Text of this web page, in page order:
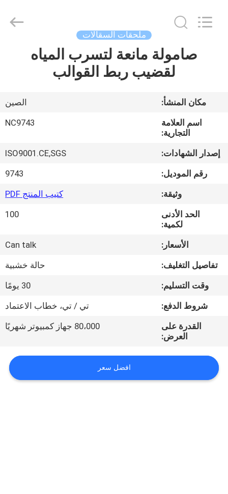
المنزل
فيديوهات
حولنا
جولة
المصنع
مراقبة
الجودة
اتصل
اطلب
CO.,LTD.
ملحقات السقالات
صامولة مانعة لتسرب المياه
لقضيب ربط القوالب
مكان المنشأ:
الصين
اسم العلامة
التجارية:
NC9743
إصدار الشهادات:
ISO9001.CE,SGS
رقم الموديل:
9743
وثيقة:
كتيب المنتج PDF
الحد الأدنى
لكمية:
100
الأسعار:
Can talk
تفاصيل التغليف:
حالة خشبية
وقت التسليم:
30 يومًا
شروط الدفع:
تي / تي، خطاب الاعتماد
القدرة على
العرض:
80،000 جهاز كمبيوتر شهريًا
افضل سعر